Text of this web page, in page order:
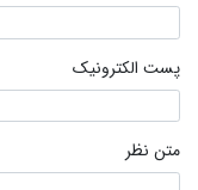
پست الکترونیک
متن نظر